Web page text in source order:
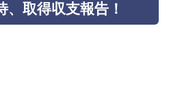
取得収支報告！